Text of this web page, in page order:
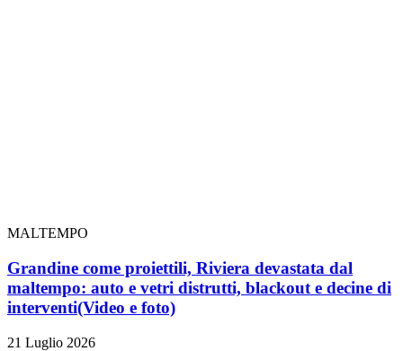
MALTEMPO
Grandine come proiettili, Riviera devastata dal
maltempo: auto e vetri distrutti, blackout e decine di
interventi(Video e foto)
21 Luglio 2026